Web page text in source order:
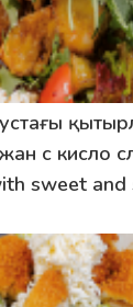
с кисло
sweet and